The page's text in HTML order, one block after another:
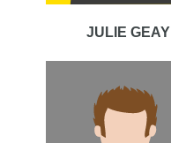
JULIE GEAY